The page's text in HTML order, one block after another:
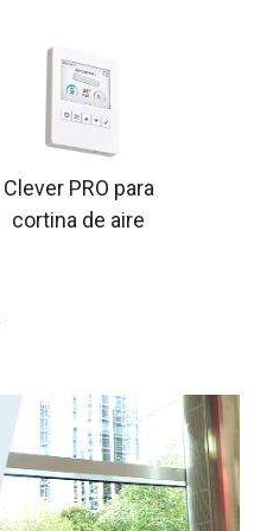
Clever PRO para
cortina de aire